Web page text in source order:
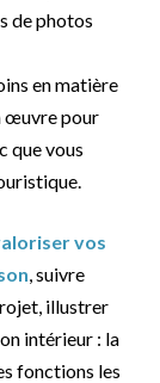
de photos
en matière
œuvre pour
que vous
vos
, suivre
illustrer
intérieur : la
fonctions les